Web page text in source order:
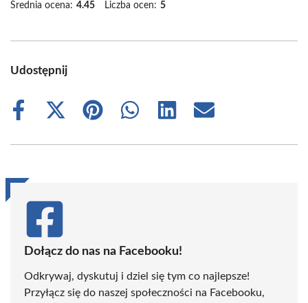
Średnia ocena: 4.45 Liczba ocen: 5
Udostępnij
Share
Share
(Twitter)
Share
Share
Share
Share
Dołącz do nas na Facebooku!
Odkrywaj, dyskutuj i dziel się tym co najlepsze!
Przyłącz się do naszej społeczności na Facebooku,